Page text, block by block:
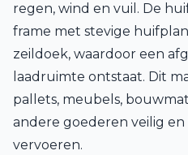
regen, wind en vuil. De
frame met stevige
zeildoek, waardoor een
laadruimte ontstaat. Dit
pallets, meubels,
andere goederen veilig
vervoeren.